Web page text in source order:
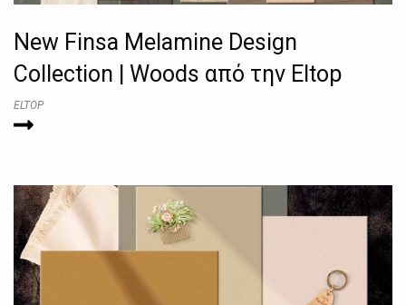
New Finsa Melamine Design
Collection | Woods από την Eltop
ELTOP